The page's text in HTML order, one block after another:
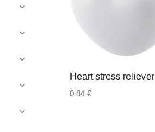
Heart stress reliever
0.84 €